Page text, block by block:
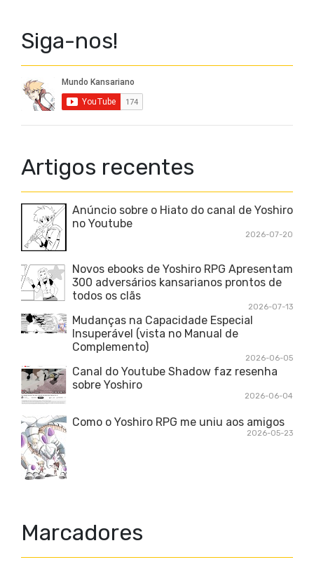
Siga-nos!
Artigos recentes
Anúncio sobre o Hiato do canal de Yoshiro
no Youtube
2026-07-20
Novos ebooks de Yoshiro RPG Apresentam
300 adversários kansarianos prontos de
todos os clãs
2026-07-13
Mudanças na Capacidade Especial
Insuperável (vista no Manual de
Complemento)
2026-06-05
Canal do Youtube Shadow faz resenha
sobre Yoshiro
2026-06-04
Como o Yoshiro RPG me uniu aos amigos
2026-05-23
Marcadores